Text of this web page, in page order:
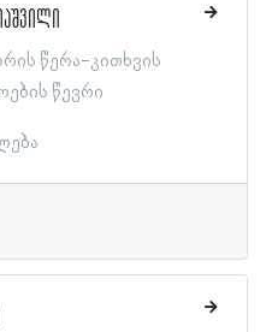
წერა-კითხვის
წევრი